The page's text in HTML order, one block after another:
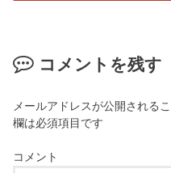
コメントを残す
メールアドレスが公開される
欄は必須項目です
コメント